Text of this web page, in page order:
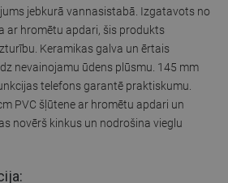
jebkurā vannasistabā. Izgatavots no
ar hromētu apdari, šis produkts
Keramikas galva un ērtais
nevainojamu ūdens plūsmu. 145 mm
telefons garantē praktiskumu.
PVC šļūtene ar hromētu apdari un
novērš kinkus un nodrošina vieglu